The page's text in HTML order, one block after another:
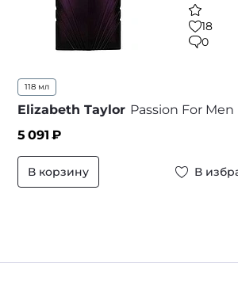
18
0
118 мл
Elizabeth Taylor Passion For Men
5 091 ₽
В корзину В